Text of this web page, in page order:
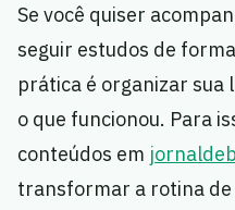
Se você quiser
seguir estudos de
prática é organizar sua
o que funcionou. Para
conteúdos em
transformar a rotina